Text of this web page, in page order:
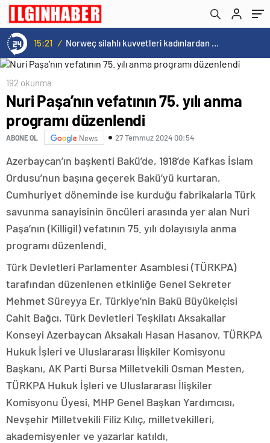
15:21 / Norweç silahlı kuvvetleri kadınlardan oluşan özel kuvvetler eğitimlerini başlattı.
192 okunma
Nuri Paşa’nın vefatının 75. yılı anma
programı düzenlendi
ABONE OL News 27 Temmuz 2024 00:54
Azerbaycan’ın başkenti Bakü’de, 1918’de Kafkas İslam
Ordusu’nun başına geçerek Bakü’yü kurtaran,
Cumhuriyet döneminde ise kurduğu fabrikalarla Türk
savunma sanayisinin öncüleri arasında yer alan Nuri
Paşa’nın (Killigil) vefatının 75. yılı dolayısıyla anma
programı düzenlendi.
Türk Devletleri Parlamenter Asamblesi (TÜRKPA)
tarafından düzenlenen etkinliğe Genel Sekreter
Mehmet Süreyya Er, Türkiye’nin Bakü Büyükelçisi
Cahit Bağcı, Türk Devletleri Teşkilatı Aksakallar
Konseyi Azerbaycan Aksakalı Hasan Hasanov, TÜRKPA
Hukuk İşleri ve Uluslararası İlişkiler Komisyonu
Başkanı, AK Parti Bursa Milletvekili Osman Mesten,
TÜRKPA Hukuk İşleri ve Uluslararası İlişkiler
Komisyonu Üyesi, MHP Genel Başkan Yardımcısı,
Nevşehir Milletvekili Filiz Kılıç, milletvekilleri,
akademisyenler ve yazarlar katıldı.